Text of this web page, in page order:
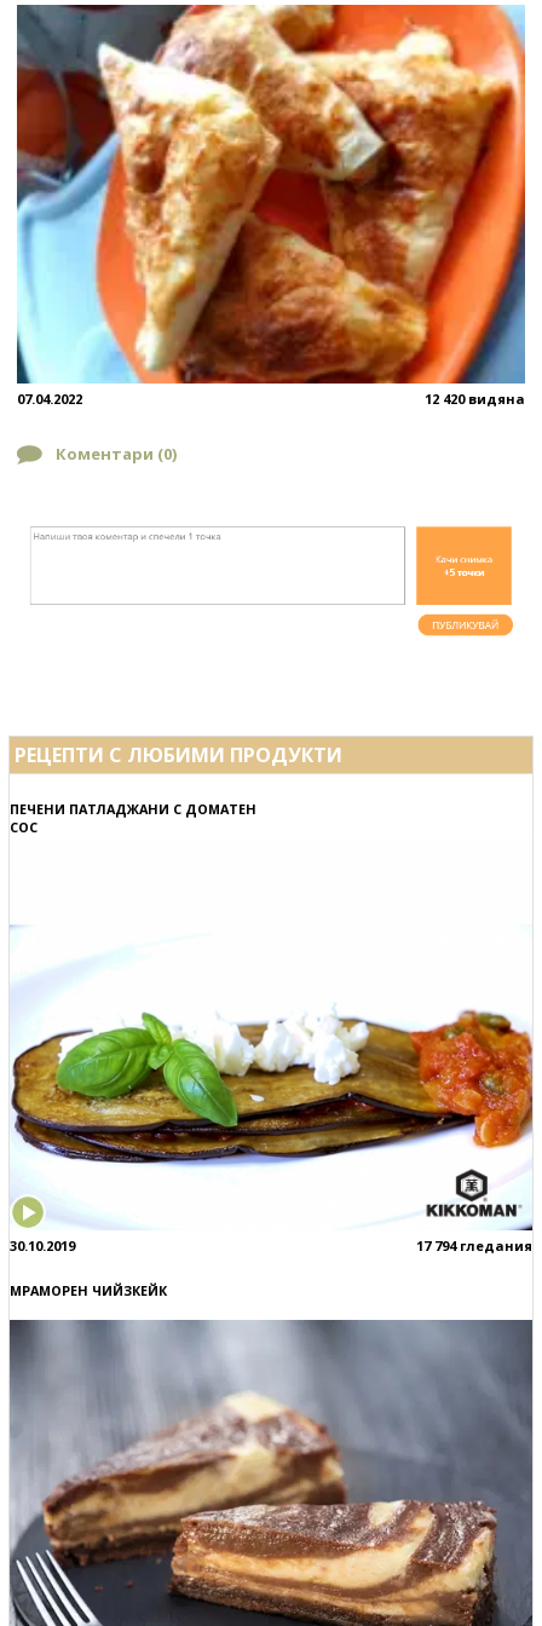
07.04.2022 12 420 видяна
Коментари (0)
РЕЦЕПТИ С ЛЮБИМИ ПРОДУКТИ
ПЕЧЕНИ ПАТЛАДЖАНИ С ДОМАТЕН
СОС
30.10.2019 17 794 гледания
МРАМОРЕН ЧИЙЗКЕЙК